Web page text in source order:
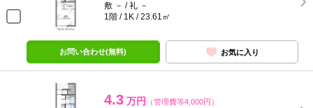
敷 － / 礼 －
1階 / 1K / 23.61㎡
お問い合わせ(無料) お気に入り
4.3 万円 （管理費等4,000円）